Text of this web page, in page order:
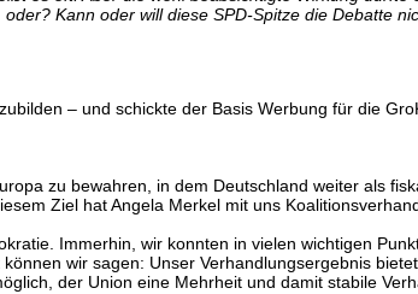
Kann oder will diese SPD-Spitze die Debatte
– und schickte der Basis Werbung für die
zu bewahren, in dem Deutschland weiter als
Ziel hat Angela Merkel mit uns
Immerhin, wir konnten in vielen wichtigen
wir sagen: Unser Verhandlungsergebnis
der Union eine Mehrheit und damit stabile